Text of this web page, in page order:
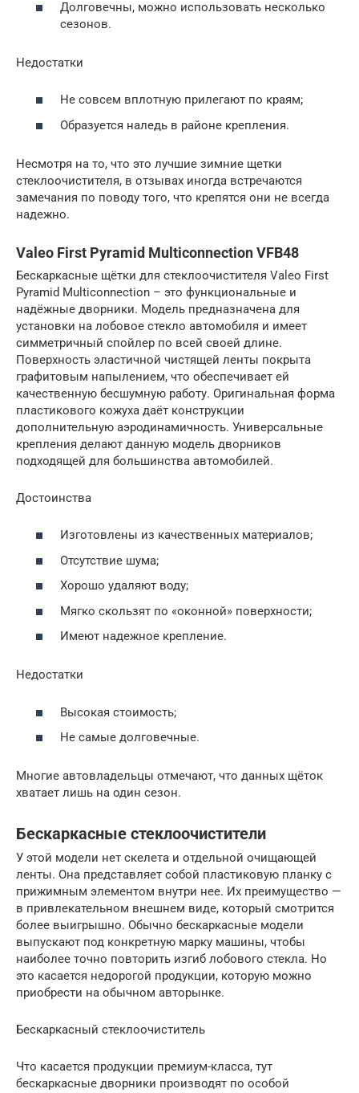
Долговечны, можно использовать несколько
сезонов.
Недостатки
Не совсем вплотную прилегают по краям;
Образуется наледь в районе крепления.
Несмотря на то, что это лучшие зимние щетки
стеклоочистителя, в отзывах иногда встречаются
замечания по поводу того, что крепятся они не всегда
надежно.
Valeo First Pyramid Multiconnection VFB48
Бескаркасные щётки для стеклоочистителя Valeo First
Pyramid Multiconnection – это функциональные и
надёжные дворники. Модель предназначена для
установки на лобовое стекло автомобиля и имеет
симметричный спойлер по всей своей длине.
Поверхность эластичной чистящей ленты покрыта
графитовым напылением, что обеспечивает ей
качественную бесшумную работу. Оригинальная форма
пластикового кожуха даёт конструкции
дополнительную аэродинамичность. Универсальные
крепления делают данную модель дворников
подходящей для большинства автомобилей.
Достоинства
Изготовлены из качественных материалов;
Отсутствие шума;
Хорошо удаляют воду;
Мягко скользят по «оконной» поверхности;
Имеют надежное крепление.
Недостатки
Высокая стоимость;
Не самые долговечные.
Многие автовладельцы отмечают, что данных щёток
хватает лишь на один сезон.
Бескаркасные стеклоочистители
У этой модели нет скелета и отдельной очищающей
ленты. Она представляет собой пластиковую планку с
прижимным элементом внутри нее. Их преимущество —
в привлекательном внешнем виде, который смотрится
более выигрышно. Обычно бескаркасные модели
выпускают под конкретную марку машины, чтобы
наиболее точно повторить изгиб лобового стекла. Но
это касается недорогой продукции, которую можно
приобрести на обычном авторынке.
Бескаркасный стеклоочиститель
Что касается продукции премиум-класса, тут
бескаркасные дворники производят по особой